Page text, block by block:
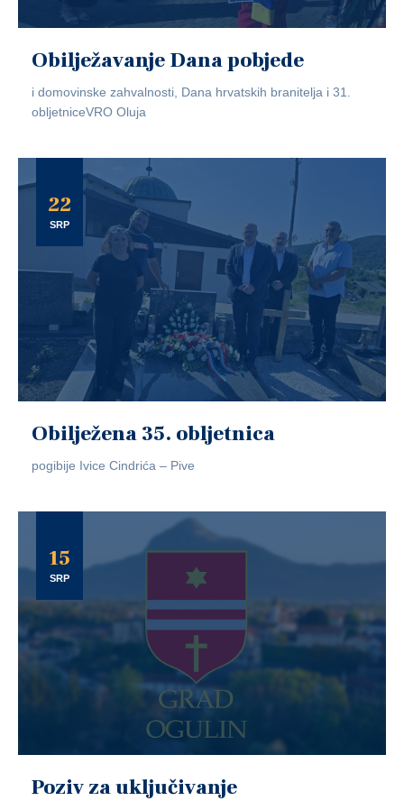
Obilježavanje Dana pobjede
i domovinske zahvalnosti, Dana hrvatskih branitelja i 31.
obljetniceVRO Oluja
22
SRP
Obilježena 35. obljetnica
pogibije Ivice Cindrića – Pive
15
SRP
Poziv za uključivanje